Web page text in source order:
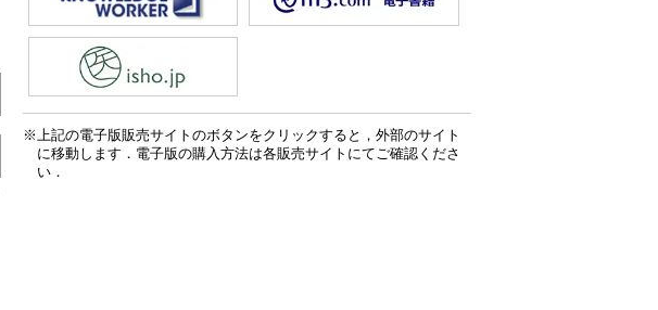
上記の電子版販売サイトのボタンをクリックすると，外部のサイト
に移動します．電子版の購入方法は各販売サイトにてご確認くださ
い．